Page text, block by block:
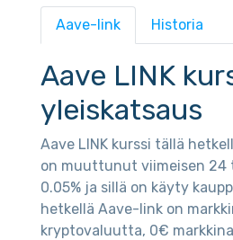
Aave-link Historia
Aave LINK
yleiskatsaus
Aave LINK kurssi tällä
on muuttunut viimeisen 24
0.05% ja sillä on käyty
hetkellä Aave-link on
kryptovaluutta, 0€